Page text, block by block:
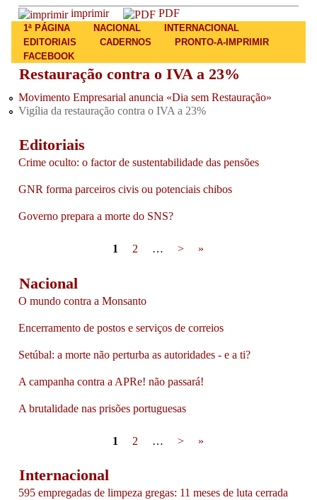
imprimir PDF
Main menu
1ª PÁGINA NACIONAL
INTERNACIONAL
EDITORIAIS
CADERNOS
PRONTO-A-IMPRIMIR
FACEBOOK
Restauração contra o IVA a 23%
Movimento Empresarial anuncia «Dia sem Restauração»
Vigília da restauração contra o IVA a 23%
Editoriais
Crime oculto: o factor de sustentabilidade das pensões
GNR forma parceiros civis ou potenciais chibos
Governo prepara a morte do SNS?
1 2 … > »
Nacional
O mundo contra a Monsanto
Encerramento de postos e serviços de correios
Setúbal: a morte não perturba as autoridades - e a ti?
A campanha contra a APRe! não passará!
A brutalidade nas prisões portuguesas
1 2 … > »
Internacional
595 empregadas de limpeza gregas: 11 meses de luta cerrada